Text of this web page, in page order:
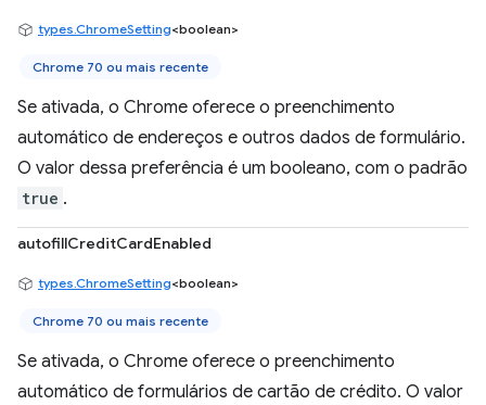
types.ChromeSetting<boolean>
Chrome 70 ou mais recente
Se ativada, o Chrome oferece o preenchimento
automático de endereços e outros dados de formulário.
O valor dessa preferência é um booleano, com o padrão
true .
autofillCreditCardEnabled
types.ChromeSetting<boolean>
Chrome 70 ou mais recente
Se ativada, o Chrome oferece o preenchimento
automático de formulários de cartão de crédito. O valor